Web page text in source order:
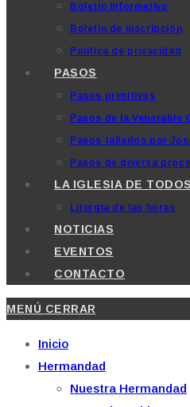
Boletín Informativo
Boletín de inscripción
Política de privacidad
PASOS
Pasos primitivos
Pasos de la Venerable
Pasos tallados por
Pasos de diversa
LA IGLESIA DE TODOS
Liturgia de las horas
NOTICIAS
EVENTOS
CONTACTO
MENÚ CERRAR
Inicio
Hermandad
Nuestra Hermandad